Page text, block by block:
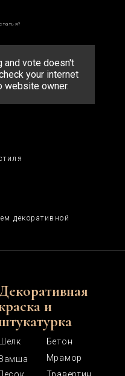
and vote doesn't
your internet
website owner.
декоративной